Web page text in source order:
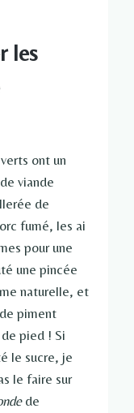
les
ont un
viande
de
fumé, les ai
pour une
une pincée
naturelle, et
piment
pied ! Si
le sucre, je
le faire sur
de